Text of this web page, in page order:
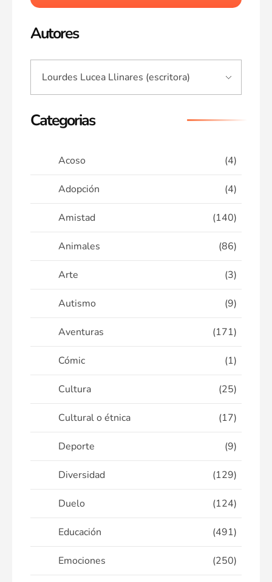
Autores
Categorias
Acoso (4)
Adopción (4)
Amistad (140)
Animales (86)
Arte (3)
Autismo (9)
Aventuras (171)
Cómic (1)
Cultura (25)
Cultural o étnica (17)
Deporte (9)
Diversidad (129)
Duelo (124)
Educación (491)
Emociones (250)